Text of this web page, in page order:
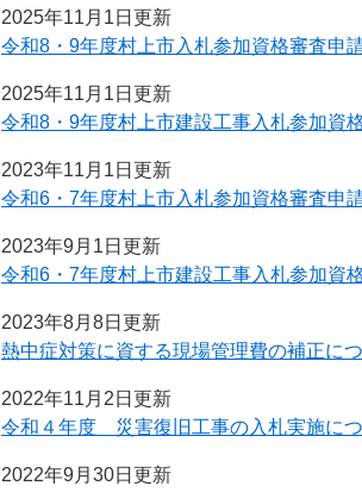
2025年11月1日更新
令和8・9年度村上市入札参加資格審査申
2025年11月1日更新
令和8・9年度村上市建設工事入札参加資
2023年11月1日更新
令和6・7年度村上市入札参加資格審査申
2023年9月1日更新
令和6・7年度村上市建設工事入札参加資
2023年8月8日更新
熱中症対策に資する現場管理費の補正に
2022年11月2日更新
令和４年度 災害復旧工事の入札実施に
2022年9月30日更新